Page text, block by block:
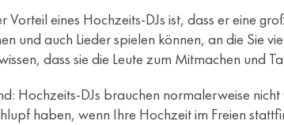
eines Hochzeits-DJs ist, dass er eine
und auch Lieder spielen können, an die Sie
dass sie die Leute zum Mitmachen und
Hochzeits-DJs brauchen normalerweise
haben, wenn Ihre Hochzeit im Freien